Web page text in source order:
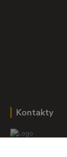
Kontakty